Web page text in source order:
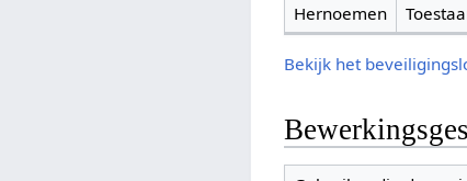
Hernoemen
Bekijk het